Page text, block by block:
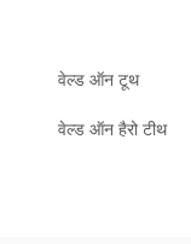
वेल्ड ऑन टूथ
वेल्ड ऑन हैरो टीथ